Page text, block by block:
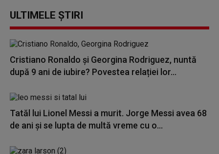
ULTIMELE ȘTIRI
Cristiano Ronaldo și Georgina Rodriguez, nuntă
după 9 ani de iubire? Povestea relației lor...
Tatăl lui Lionel Messi a murit. Jorge Messi avea 68
de ani și se lupta de multă vreme cu o...